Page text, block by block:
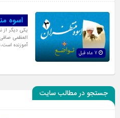
اسوه
یکی دیگر از
العظمی
آموزنده
جستجو در مطالب سایت